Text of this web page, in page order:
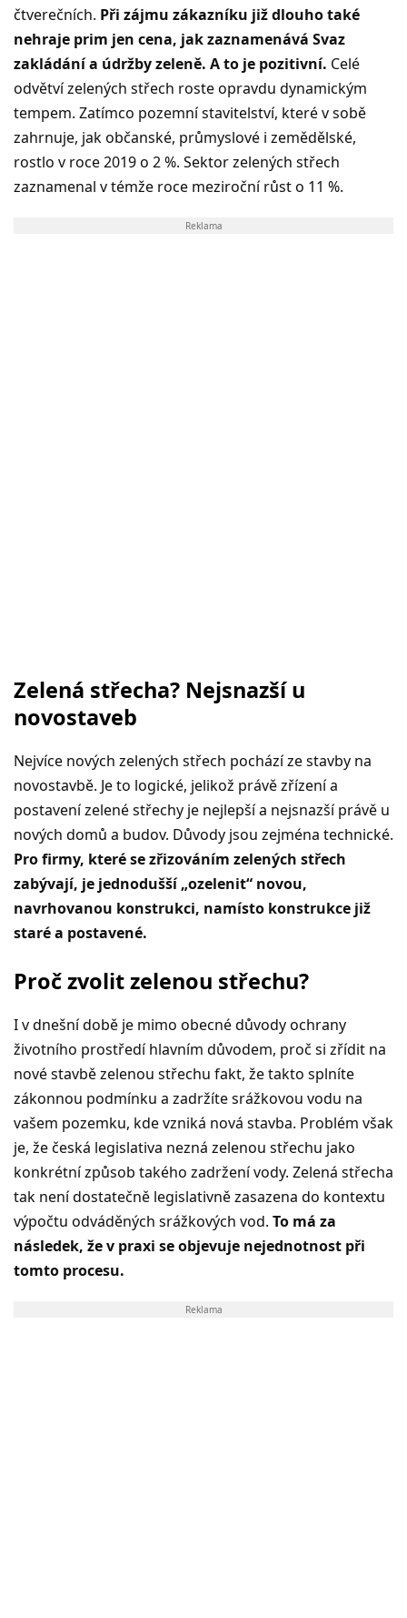
čtverečních. Při zájmu zákazníku již dlouho také
nehraje prim jen cena, jak zaznamenává Svaz
zakládání a údržby zeleně. A to je pozitivní. Celé
odvětví zelených střech roste opravdu dynamickým
tempem. Zatímco pozemní stavitelství, které v sobě
zahrnuje, jak občanské, průmyslové i zemědělské,
rostlo v roce 2019 o 2 %. Sektor zelených střech
zaznamenal v témže roce meziroční růst o 11 %.
Reklama
Zelená střecha? Nejsnazší u
novostaveb
Nejvíce nových zelených střech pochází ze stavby na
novostavbě. Je to logické, jelikož právě zřízení a
postavení zelené střechy je nejlepší a nejsnazší právě u
nových domů a budov. Důvody jsou zejména technické.
Pro firmy, které se zřizováním zelených střech
zabývají, je jednodušší „ozelenit“ novou,
navrhovanou konstrukci, namísto konstrukce již
staré a postavené.
Proč zvolit zelenou střechu?
I v dnešní době je mimo obecné důvody ochrany
životního prostředí hlavním důvodem, proč si zřídit na
nové stavbě zelenou střechu fakt, že takto splníte
zákonnou podmínku a zadržíte srážkovou vodu na
vašem pozemku, kde vzniká nová stavba. Problém však
je, že česká legislativa nezná zelenou střechu jako
konkrétní způsob takého zadržení vody. Zelená střecha
tak není dostatečně legislativně zasazena do kontextu
výpočtu odváděných srážkových vod. To má za
následek, že v praxi se objevuje nejednotnost při
tomto procesu.
Reklama